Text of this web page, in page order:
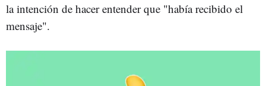
la intención de hacer entender que "había recibido el
mensaje".